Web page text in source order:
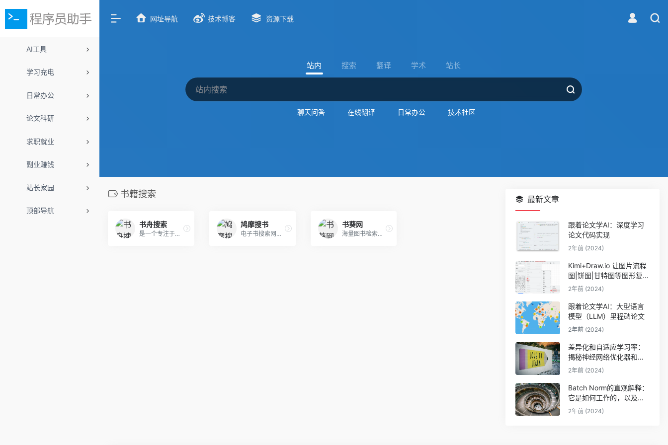
AI工具
学习充电
日常办公
论文科研
求职就业
副业赚钱
站长家园
顶部导航
网址导航 技术博客 资源下载
站内 搜索 翻译 学术 站长
聊天问答 在线翻译 日常办公 技术社区
书籍搜索
书舟搜索
是一个专注于书籍推荐和文章分享的网站。
鸠摩搜书
电子书搜索网站，直接输入书籍名称即可搜索下载。
书葵网
海量图书检索下载。
最新文章
跟着论文学AI：深度学习
论文代码实现
2年前 (2024)
Kimi+Draw.io 让图片流程
图|饼图|甘特图等图形复活
（可编辑）
2年前 (2024)
跟着论文学AI：大型语言
模型（LLM）里程碑论文
2年前 (2024)
差异化和自适应学习率：
揭秘神经网络优化器和调
度器
2年前 (2024)
Batch Norm的直观解释：
它是如何工作的，以及神
经网络为什么需要它
2年前 (2024)